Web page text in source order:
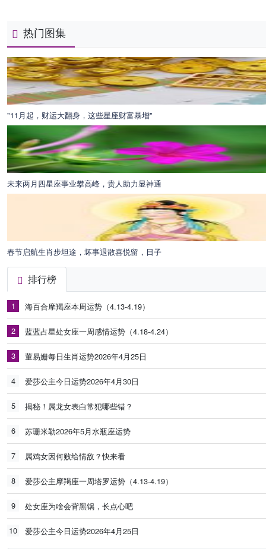
热门图集
"11月起，财运大翻身，这些星座财富暴增"
未来两月四星座事业攀高峰，贵人助力显神通
春节启航生肖步坦途，坏事退散喜悦留，日子
排行榜
1 海百合摩羯座本周运势（4.13-4.19）
2 蓝蓝占星处女座一周感情运势（4.18-4.24）
3 董易姗每日生肖运势2026年4月25日
4 爱莎公主今日运势2026年4月30日
5 揭秘！属龙女表白常犯哪些错？
6 苏珊米勒2026年5月水瓶座运势
7 属鸡女因何败给情敌？快来看
8 爱莎公主摩羯座一周塔罗运势（4.13-4.19）
9 处女座为啥会背黑锅，长点心吧
10 爱莎公主今日运势2026年4月25日